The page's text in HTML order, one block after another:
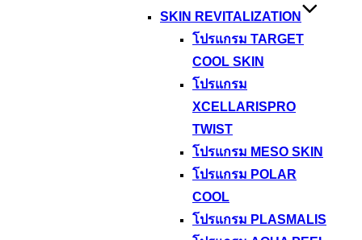
SKIN REVITALIZATION
โปรแกรม TARGET
COOL SKIN
โปรแกรม
XCELLARISPRO
TWIST
โปรแกรม MESO SKIN
โปรแกรม POLAR
COOL
โปรแกรม PLASMALIS